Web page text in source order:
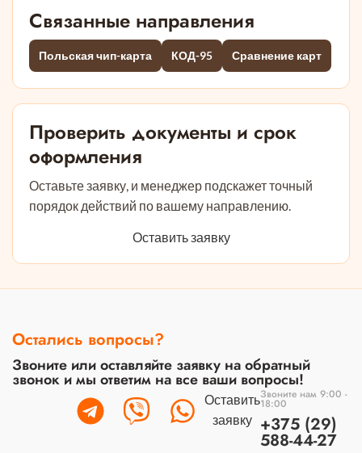
Связанные направления
Польская чип-карта КОД-95 Сравнение карт
Проверить документы и срок
оформления
Оставьте заявку, и менеджер подскажет точный
порядок действий по вашему направлению.
Оставить заявку
Остались вопросы?
Звоните или оставляйте заявку на обратный
звонок и мы ответим на все ваши вопросы!
Оставить
заявку
Звоните нам 9:00 -
18:00
+375 (29)
588-44-27